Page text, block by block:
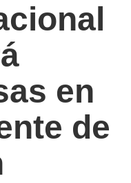
en
de